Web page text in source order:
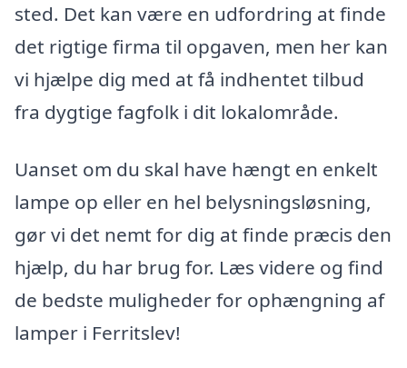
sted. Det kan være en udfordring at finde
det rigtige firma til opgaven, men her kan
vi hjælpe dig med at få indhentet tilbud
fra dygtige fagfolk i dit lokalområde.
Uanset om du skal have hængt en enkelt
lampe op eller en hel belysningsløsning,
gør vi det nemt for dig at finde præcis den
hjælp, du har brug for. Læs videre og find
de bedste muligheder for ophængning af
lamper i Ferritslev!